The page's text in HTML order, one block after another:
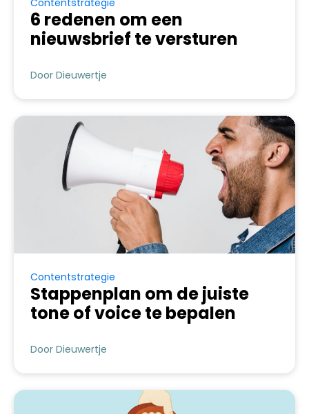
Contentstrategie
6 redenen om een
nieuwsbrief te versturen
Door Dieuwertje
Contentstrategie
Stappenplan om de juiste
tone of voice te bepalen
Door Dieuwertje